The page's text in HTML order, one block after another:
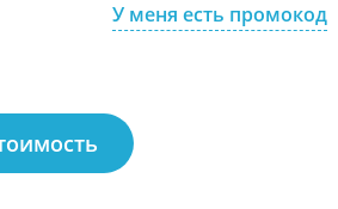
У меня есть промокод